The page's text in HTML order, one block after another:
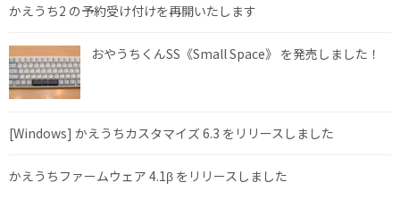
かえうち2 の予約受け付けを再開いたします
おやうちくんSS《Small Space》 を発売しました！
[Windows] かえうちカスタマイズ 6.3 をリリースしました
かえうちファームウェア 4.1β をリリースしました